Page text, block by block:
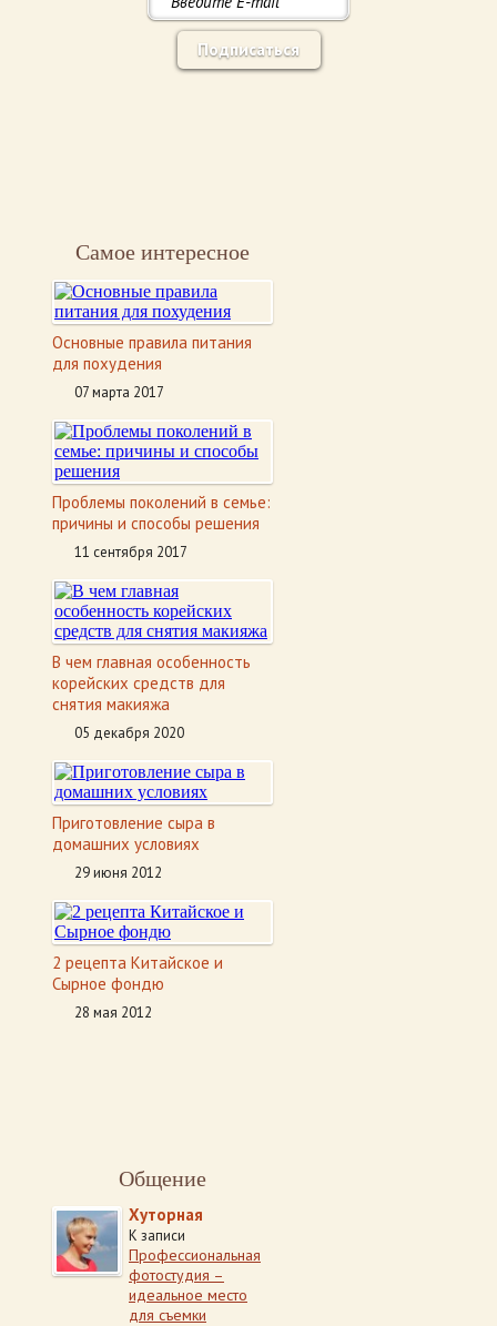
Подписаться
Самое интересное
Основные правила питания
для похудения
07 марта 2017
Проблемы поколений в семье:
причины и способы решения
11 сентября 2017
В чем главная особенность
корейских средств для
снятия макияжа
05 декабря 2020
Приготовление сыра в
домашних условиях
29 июня 2012
2 рецепта Китайское и
Сырное фондю
28 мая 2012
Общение
Хуторная
К записи
Профессиональная
фотостудия –
идеальное место
для съемки